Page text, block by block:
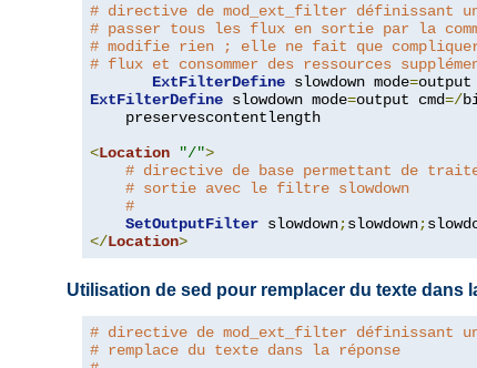
# directive de mod_ext_filter
# passer tous les flux en sortie par la
# modifie rien ; elle ne fait que compliquer
# flux et consommer des ressources
ExtFilterDefine slowdown mode=output
ExtFilterDefine slowdown mode=output cmd=/
    preservescontentlength
<Location "/">
# directive de base permettant de
# sortie avec le filtre slowdown
#
SetOutputFilter slowdown;slowdown;
</Location>
Utilisation de sed pour remplacer du texte dans
# directive de mod_ext_filter définissant
# remplace du texte dans la réponse